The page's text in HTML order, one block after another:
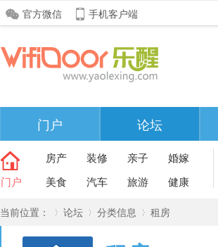
官方微信 手机客户端
门户 论坛
门户
房产 装修 亲子
婚嫁
美食
汽车 旅游 健康
当前位置： 论坛 分类信息 租房